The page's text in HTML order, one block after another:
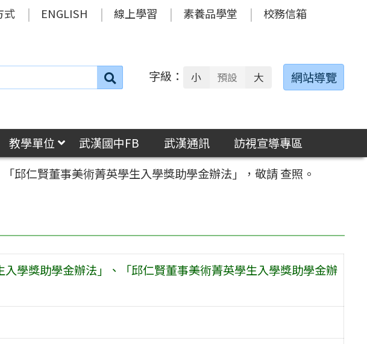
式 ENGLISH 線上學習 素養品學堂 校務信箱
搜
字級： 小 預設 大 網站導覽
教學單位 武漢國中FB 武漢通訊
訪視宣導專區
邱仁賢董事美術菁英學生入學獎助學金辦法」，敬請 查照。
學獎助學金辦法」、「邱仁賢董事美術菁英學生入學獎助學金辦